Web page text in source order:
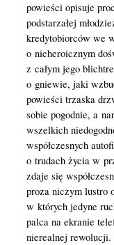
powieści opisuje
podstarzałej
kredytobiorców we
o nieheroicznym
z całym jego
o gniewie, jaki
powieści trzaska
sobie pogodnie, a
wszelkich
współczesnych
o trudach życia w
zdaje się
proza niczym lustro
w których jedyne
palca na ekranie
nierealnej rewolucji.